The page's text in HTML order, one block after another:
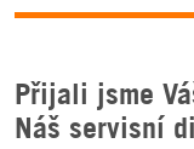
Přijali jsme
Náš servisní